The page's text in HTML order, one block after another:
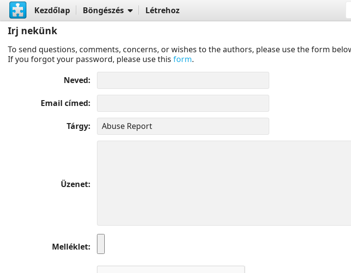
Kezdőlap Böngészés Létrehoz
Irj nekünk
To send questions, comments, concerns, or wishes to the authors, please use the form
If you forgot your password, please use this form.
Neved
Email címed
Tárgy
Üzenet
Melléklet